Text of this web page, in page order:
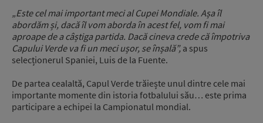
„Este cel mai important meci al Cupei Mondiale. Așa îl
abordăm și, dacă îl vom aborda în acest fel, vom fi mai
aproape de a câștiga partida. Dacă cineva crede că împotriva
Capului Verde va fi un meci ușor, se înșală”, a spus
selecționerul Spaniei, Luis de la Fuente.
De partea cealaltă, Capul Verde trăiește unul dintre cele mai
importante momente din istoria fotbalului său… este prima
participare a echipei la Campionatul mondial.